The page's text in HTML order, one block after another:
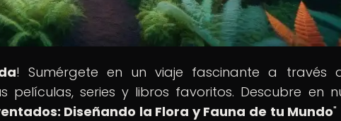
! Sumérgete en un viaje fascinante a través
películas, series y libros favoritos. Descubre en
Diseñando la Flora y Fauna de tu Mundo